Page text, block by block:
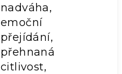
nadváha,
emoční
přejídání,
přehnaná
citlivost,